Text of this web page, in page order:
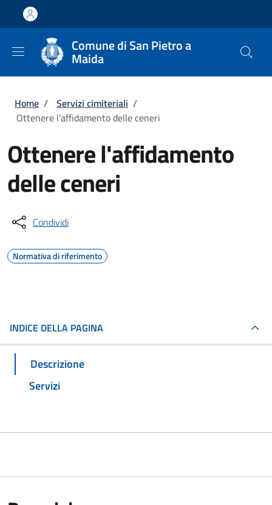
Salta al contenuto principale
Skip to footer content
Comune di San Pietro a
Maida
Briciole di pane
Home / Servizi cimiteriali /
Ottenere l'affidamento delle ceneri
Ottenere l'affidamento
delle ceneri
Condividi
Normativa di riferimento
INDICE DELLA PAGINA
Descrizione
Servizi